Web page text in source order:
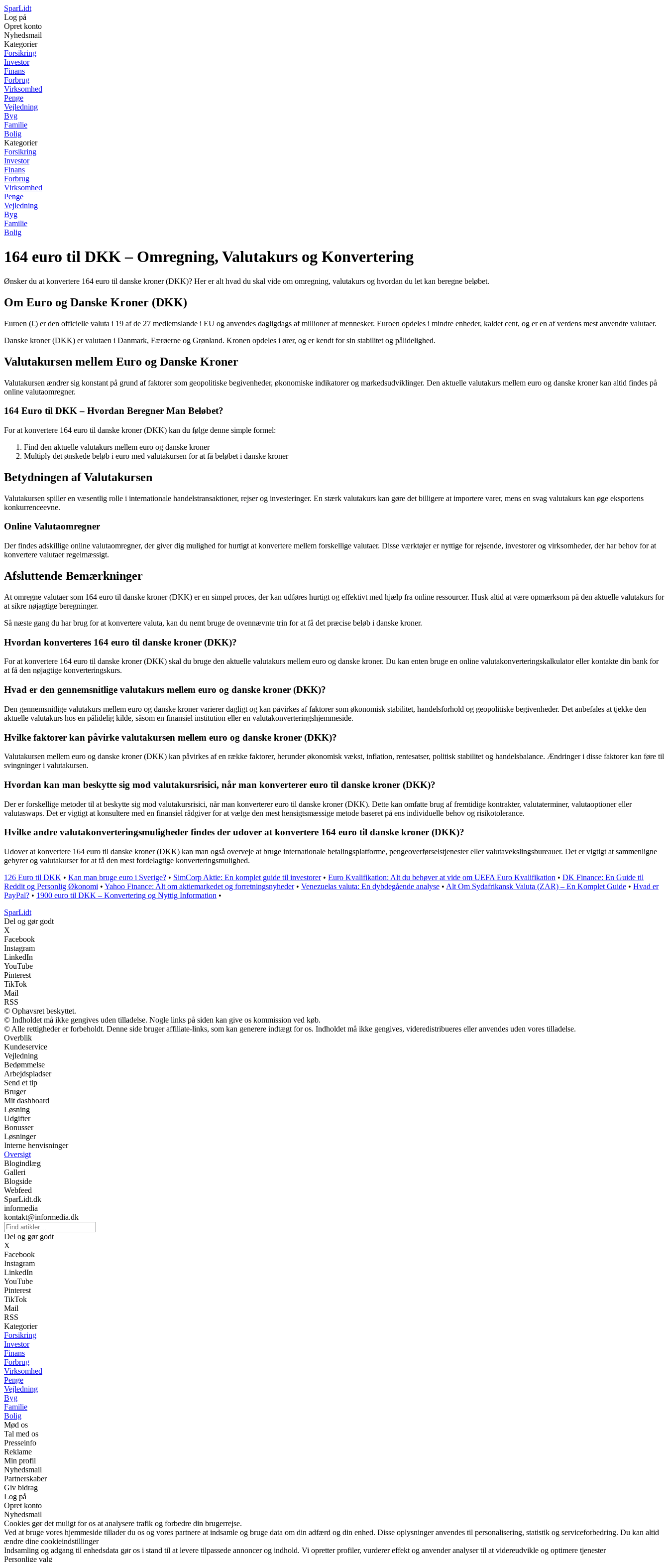
SparLidt
Log på
Opret konto
Nyhedsmail
Kategorier
Forsikring
Investor
Finans
Forbrug
Virksomhed
Penge
Vejledning
Byg
Familie
Bolig
Kategorier
Forsikring
Investor
Finans
Forbrug
Virksomhed
Penge
Vejledning
Byg
Familie
Bolig
164 euro til DKK – Omregning, Valutakurs og Konvertering
Ønsker du at konvertere 164 euro til danske kroner (DKK)? Her er alt hvad du skal vide om omregning, valutakurs og hvordan du let kan beregne beløbet.
Om Euro og Danske Kroner (DKK)
Euroen (€) er den officielle valuta i 19 af de 27 medlemslande i EU og anvendes dagligdags af millioner af mennesker. Euroen opdeles i mindre enheder, kaldet cent, og er en af verdens mest anvendte valutaer.
Danske kroner (DKK) er valutaen i Danmark, Færøerne og Grønland. Kronen opdeles i ører, og er kendt for sin stabilitet og pålidelighed.
Valutakursen mellem Euro og Danske Kroner
Valutakursen ændrer sig konstant på grund af faktorer som geopolitiske begivenheder, økonomiske indikatorer og markedsudviklinger. Den aktuelle valutakurs mellem euro og danske kroner kan altid findes på
online valutaomregner.
164 Euro til DKK – Hvordan Beregner Man Beløbet?
For at konvertere 164 euro til danske kroner (DKK) kan du følge denne simple formel:
Find den aktuelle valutakurs mellem euro og danske kroner
Multiply det ønskede beløb i euro med valutakursen for at få beløbet i danske kroner
Betydningen af Valutakursen
Valutakursen spiller en væsentlig rolle i internationale handelstransaktioner, rejser og investeringer. En stærk valutakurs kan gøre det billigere at importere varer, mens en svag valutakurs kan øge eksportens
konkurrenceevne.
Online Valutaomregner
Der findes adskillige online valutaomregner, der giver dig mulighed for hurtigt at konvertere mellem forskellige valutaer. Disse værktøjer er nyttige for rejsende, investorer og virksomheder, der har behov for at
konvertere valutaer regelmæssigt.
Afsluttende Bemærkninger
At omregne valutaer som 164 euro til danske kroner (DKK) er en simpel proces, der kan udføres hurtigt og effektivt med hjælp fra online ressourcer. Husk altid at være opmærksom på den aktuelle valutakurs for
at sikre nøjagtige beregninger.
Så næste gang du har brug for at konvertere valuta, kan du nemt bruge de ovennævnte trin for at få det præcise beløb i danske kroner.
Hvordan konverteres 164 euro til danske kroner (DKK)?
For at konvertere 164 euro til danske kroner (DKK) skal du bruge den aktuelle valutakurs mellem euro og danske kroner. Du kan enten bruge en online valutakonverteringskalkulator eller kontakte din bank for
at få den nøjagtige konverteringskurs.
Hvad er den gennemsnitlige valutakurs mellem euro og danske kroner (DKK)?
Den gennemsnitlige valutakurs mellem euro og danske kroner varierer dagligt og kan påvirkes af faktorer som økonomisk stabilitet, handelsforhold og geopolitiske begivenheder. Det anbefales at tjekke den
aktuelle valutakurs hos en pålidelig kilde, såsom en finansiel institution eller en valutakonverteringshjemmeside.
Hvilke faktorer kan påvirke valutakursen mellem euro og danske kroner (DKK)?
Valutakursen mellem euro og danske kroner (DKK) kan påvirkes af en række faktorer, herunder økonomisk vækst, inflation, rentesatser, politisk stabilitet og handelsbalance. Ændringer i disse faktorer kan føre til
svingninger i valutakursen.
Hvordan kan man beskytte sig mod valutakursrisici, når man konverterer euro til danske kroner (DKK)?
Der er forskellige metoder til at beskytte sig mod valutakursrisici, når man konverterer euro til danske kroner (DKK). Dette kan omfatte brug af fremtidige kontrakter, valutaterminer, valutaoptioner eller
valutaswaps. Det er vigtigt at konsultere med en finansiel rådgiver for at vælge den mest hensigtsmæssige metode baseret på ens individuelle behov og risikotolerance.
Hvilke andre valutakonverteringsmuligheder findes der udover at konvertere 164 euro til danske kroner (DKK)?
Udover at konvertere 164 euro til danske kroner (DKK) kan man også overveje at bruge internationale betalingsplatforme, pengeoverførselstjenester eller valutavekslingsbureauer. Det er vigtigt at sammenligne
gebyrer og valutakurser for at få den mest fordelagtige konverteringsmulighed.
126 Euro til DKK • Kan man bruge euro i Sverige? • SimCorp Aktie: En komplet guide til investorer• Euro Kvalifikation: Alt du behøver at vide om UEFA Euro Kvalifikation • DK Finance: En Guide til
Reddit og Personlig Økonomi • Yahoo Finance: Alt om aktiemarkedet og forretningsnyheder• Venezuelas valuta: En dybdegående analyse • Alt Om Sydafrikansk Valuta (ZAR) – En Komplet Guide • Hvad er
PayPal? • 1900 euro til DKK – Konvertering og Nyttig Information •
SparLidt
Del og gør godt
X
Facebook
Instagram
LinkedIn
YouTube
Pinterest
TikTok
Mail
RSS
© Ophavsret beskyttet.
© Indholdet må ikke gengives uden tilladelse. Nogle links på siden kan give os kommission ved køb.
© Alle rettigheder er forbeholdt. Denne side bruger affiliate-links, som kan generere indtægt for os. Indholdet må ikke gengives, videredistribueres eller anvendes uden vores tilladelse.
Overblik
Kundeservice
Vejledning
Bedømmelse
Arbejdspladser
Send et tip
Bruger
Mit dashboard
Løsning
Udgifter
Bonusser
Løsninger
Interne henvisninger
Oversigt
Blogindlæg
Galleri
Blogside
Webfeed
SparLidt.dk
informedia
kontakt@informedia.dk
Del og gør godt
X
Facebook
Instagram
LinkedIn
YouTube
Pinterest
TikTok
Mail
RSS
Kategorier
Forsikring
Investor
Finans
Forbrug
Virksomhed
Penge
Vejledning
Byg
Familie
Bolig
Mød os
Tal med os
Presseinfo
Reklame
Min profil
Nyhedsmail
Partnerskaber
Giv bidrag
Log på
Opret konto
Nyhedsmail
Cookies gør det muligt for os at analysere trafik og forbedre din brugerrejse.
Ved at bruge vores hjemmeside tillader du os og vores partnere at indsamle og bruge data om din adfærd og din enhed. Disse oplysninger anvendes til personalisering, statistik og serviceforbedring. Du kan altid
ændre dine cookieindstillinger
Indsamling og adgang til enhedsdata gør os i stand til at levere tilpassede annoncer og indhold. Vi opretter profiler, vurderer effekt og anvender analyser til at videreudvikle og optimere tjenester
Personlige valg